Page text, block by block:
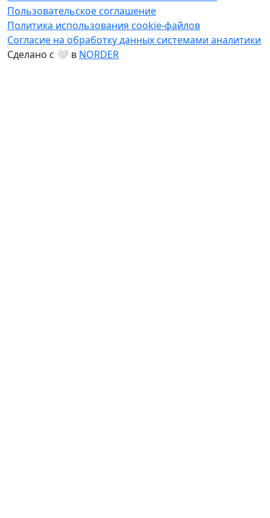
Пользовательское соглашение
Политика использования cookie-файлов
Согласие на обработку данных системами аналитики
Сделано с 🤍 в NORDER